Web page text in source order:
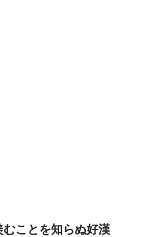
ことを知らぬ好漢